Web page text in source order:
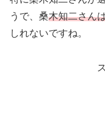
うで、桑木知二さん
しれないですね。